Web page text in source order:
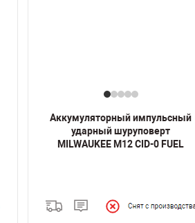
Аккумуляторный импульсный
ударный шуруповерт
MILWAUKEE M12 CID-0 FUEL